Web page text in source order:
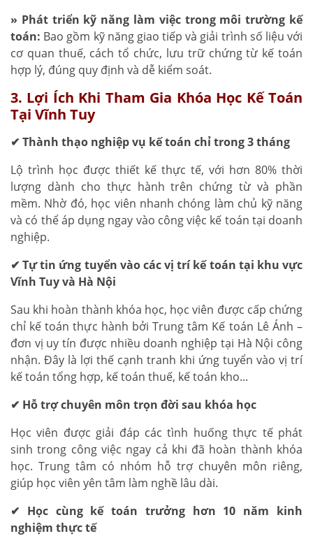
» Phát triển kỹ năng làm việc trong môi trường kế
toán: Bao gồm kỹ năng giao tiếp và giải trình số liệu với
cơ quan thuế, cách tổ chức, lưu trữ chứng từ kế toán
hợp lý, đúng quy định và dễ kiểm soát.
3. Lợi Ích Khi Tham Gia Khóa Học Kế Toán
Tại Vĩnh Tuy
✔ Thành thạo nghiệp vụ kế toán chỉ trong 3 tháng
Lộ trình học được thiết kế thực tế, với hơn 80% thời
lượng dành cho thực hành trên chứng từ và phần
mềm. Nhờ đó, học viên nhanh chóng làm chủ kỹ năng
và có thể áp dụng ngay vào công việc kế toán tại doanh
nghiệp.
✔ Tự tin ứng tuyển vào các vị trí kế toán tại khu vực
Vĩnh Tuy và Hà Nội
Sau khi hoàn thành khóa học, học viên được cấp chứng
chỉ kế toán thực hành bởi Trung tâm Kế toán Lê Ánh –
đơn vị uy tín được nhiều doanh nghiệp tại Hà Nội công
nhận. Đây là lợi thế cạnh tranh khi ứng tuyển vào vị trí
kế toán tổng hợp, kế toán thuế, kế toán kho...
✔ Hỗ trợ chuyên môn trọn đời sau khóa học
Học viên được giải đáp các tình huống thực tế phát
sinh trong công việc ngay cả khi đã hoàn thành khóa
học. Trung tâm có nhóm hỗ trợ chuyên môn riêng,
giúp học viên yên tâm làm nghề lâu dài.
✔ Học cùng kế toán trưởng hơn 10 năm kinh
nghiệm thực tế